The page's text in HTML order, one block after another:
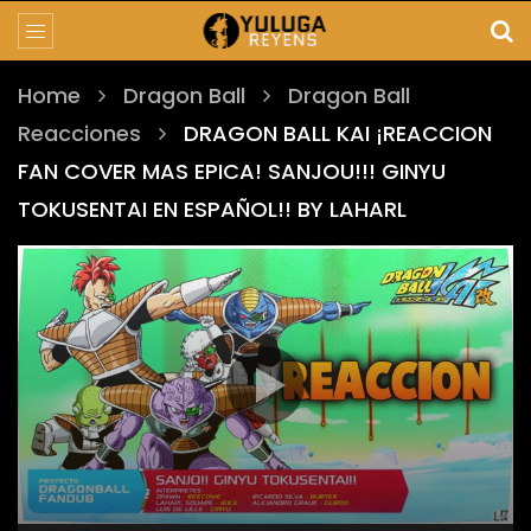
Home Dragon Ball
Dragon Ball
Reacciones
DRAGON BALL KAI ¡REACCION
FAN COVER MAS EPICA! SANJOU!!! GINYU
TOKUSENTAI EN ESPAÑOL!! BY LAHARL